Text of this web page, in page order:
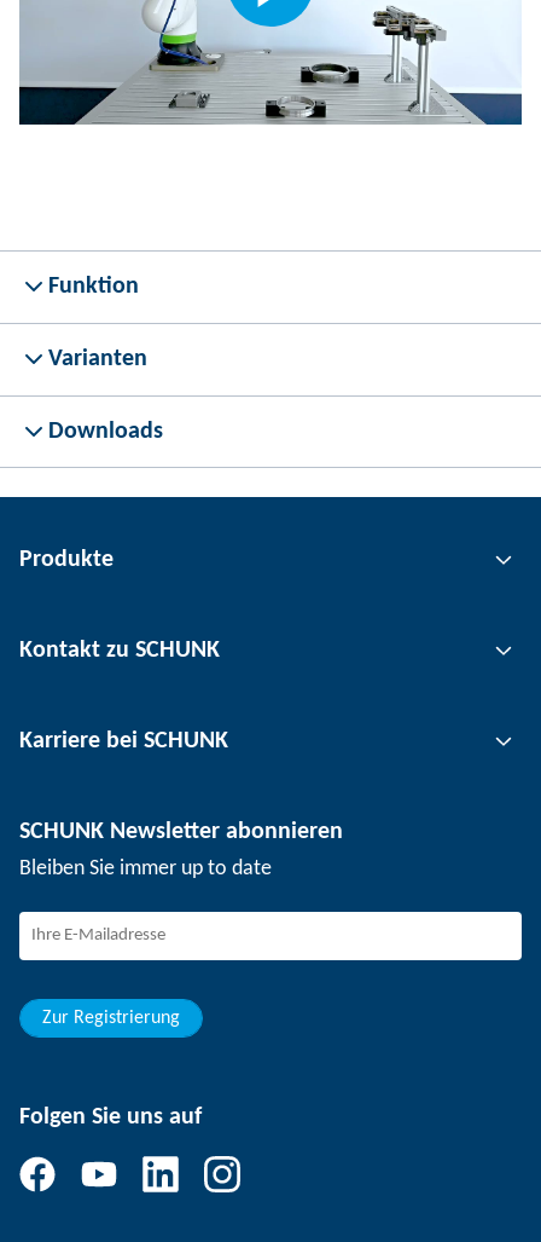
Funktion
Varianten
Downloads
Produkte
Automatisierungstechnik
Werkstückspanntechnik
Kontakt zu SCHUNK
Standorte
Veranstaltungen
SCHUNK - Hinweisgebersystem
Karriere bei SCHUNK
Arbeiten bei SCHUNK
Berufserfahrene
Studierende
SCHUNK Newsletter abonnieren
Bleiben Sie immer up to date
Zur Registrierung
Folgen Sie uns auf